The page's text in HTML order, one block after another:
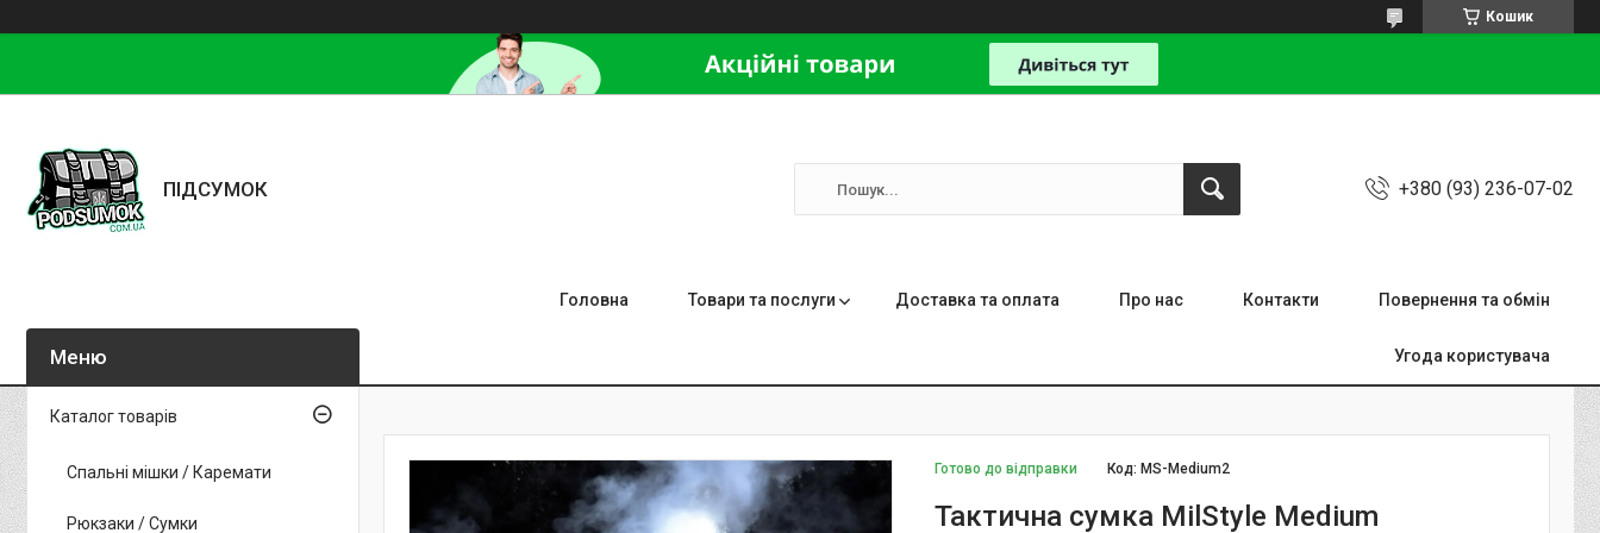
Кошик
ПІДСУМОК +380 (93) 236-07-02
Головна Товари та послуги Доставка та оплата Про нас Контакти Повернення та обмін
Угода користувача
Готово до відправки Код: MS-Medium2
Тактична сумка MilStyle Medium
Каталог товарів
Спальні мішки / Каремати
Рюкзаки / Сумки